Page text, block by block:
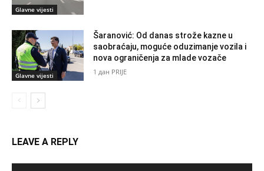
Glavne vijesti
Glavne vijesti
Šaranović: Od danas strože kazne u
saobraćaju, moguće oduzimanje vozila i
nova ograničenja za mlade vozače
1 дан PRIJE
LEAVE A REPLY